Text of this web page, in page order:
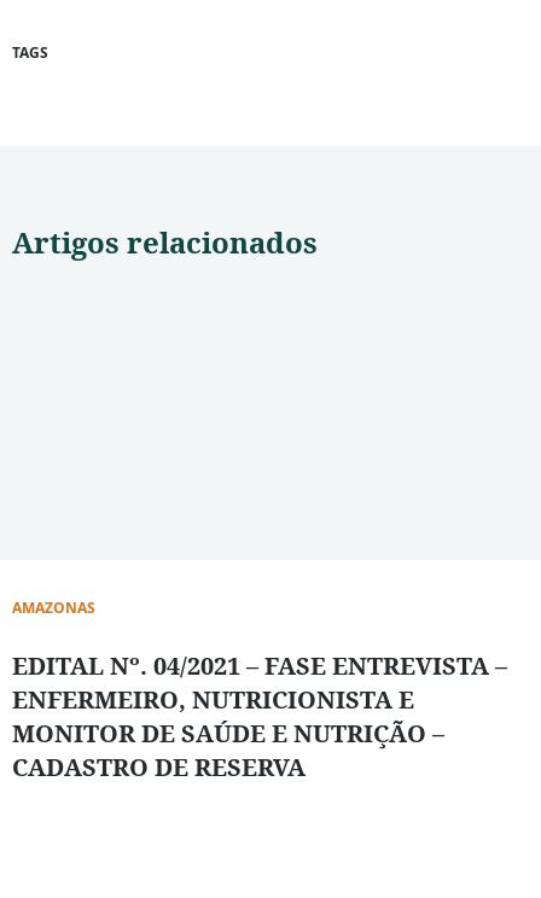
TAGS
Artigos relacionados
AMAZONAS
EDITAL Nº. 04/2021 – FASE ENTREVISTA –
ENFERMEIRO, NUTRICIONISTA E
MONITOR DE SAÚDE E NUTRIÇÃO –
CADASTRO DE RESERVA